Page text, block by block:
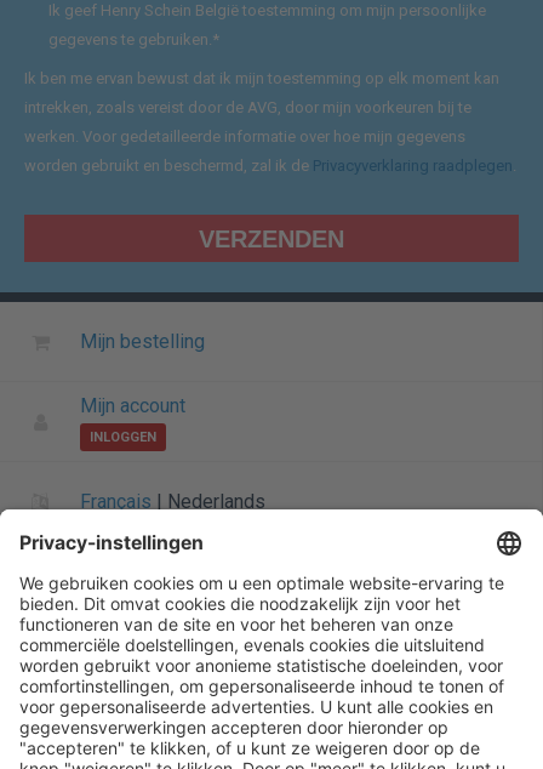
Ik geef Henry Schein België toestemming om mijn persoonlijke
gegevens te gebruiken.*
Ik ben me ervan bewust dat ik mijn toestemming op elk moment kan
intrekken, zoals vereist door de AVG, door mijn voorkeuren bij te
werken. Voor gedetailleerde informatie over hoe mijn gegevens
worden gebruikt en beschermd, zal ik de Privacyverklaring raadplegen.
Mijn bestelling
Mijn account
INLOGGEN
Français Nederlands
Informatie over Henry Schein
Algemene startpagina
Startpagina